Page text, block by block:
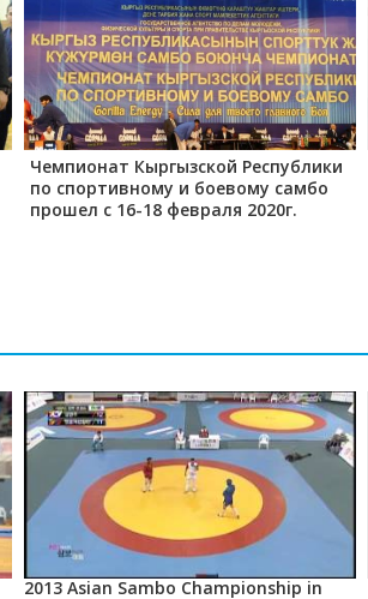
Чемпионат Кыргызской Республики
по спортивному и боевому самбо
прошел с 16-18 февраля 2020г.
2013 Asian Sambo Championship in